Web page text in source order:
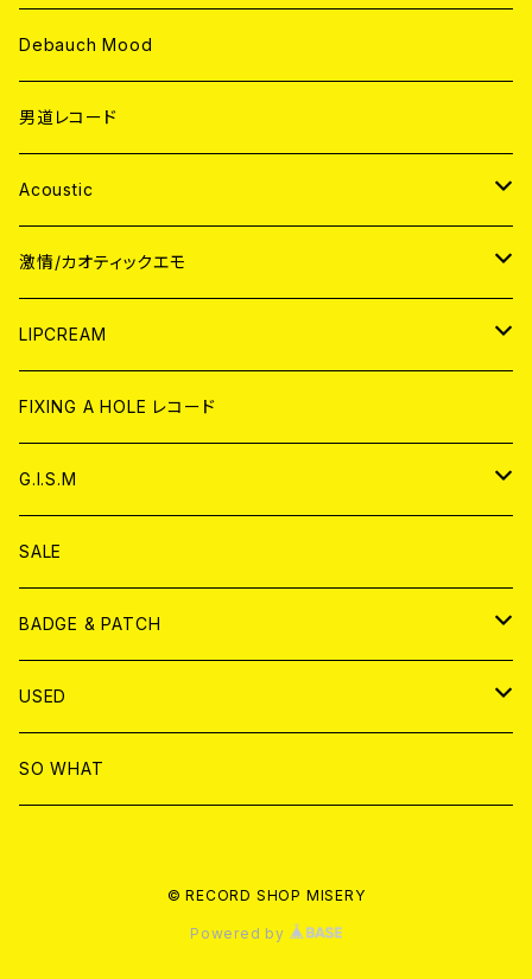
Debauch Mood
男道レコード
Acoustic
JAPAN
CD
ANALOG
WORLD
CD
ANALOG
激情/カオティックエモ
JAPAN
CD
ANALOG
WORLD
CD
ANALOG
LIPCREAM
CD
アナログ
DVD
T-shirt & WEAR
FIXING A HOLE レコード
G.I.S.M
CD
ANALOG
T-SHIRT & WEAR
DVD
SALE
BADGE & PATCH
BADGE
PATCH
USED
書籍
SO WHAT
© RECORD SHOP MISERY
Powered by